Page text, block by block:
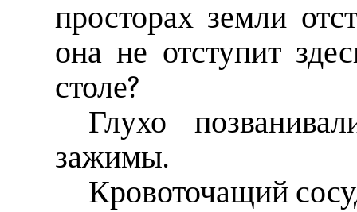
просторах земли
она не отступит
столе?
Глухо
зажимы.
Кровоточащий